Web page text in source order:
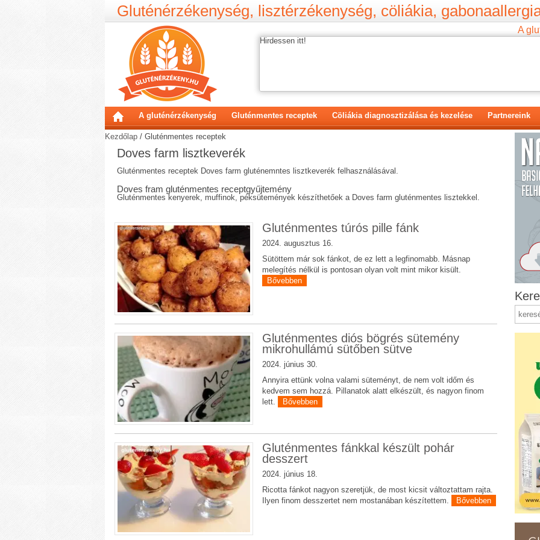
Gluténérzékenység, lisztérzékenység, cöliákia,
A
Hirdessen itt!
A gluténérzékenység Gluténmentes receptek Cöliákia diagnosztizálása és kezelése Partnereink
Kezdőlap / Gluténmentes receptek
Doves farm lisztkeverék
Gluténmentes receptek Doves farm gluténemntes lisztkeverék felhasználásával.
Doves fram gluténmentes receptgyűjtemény
Gluténmentes kenyerek, muffinok, péksütemények készíthetőek a Doves farm gluténmentes lisztekkel.
Gluténmentes túrós pille fánk
2024. augusztus 16.
Sütöttem már sok fánkot, de ez lett a legfinomabb. Másnap
melegítés nélkül is pontosan olyan volt mint mikor kisült.
Bővebben
Gluténmentes diós bögrés sütemény
mikrohullámú sütőben sütve
2024. június 30.
Annyira ettünk volna valami süteményt, de nem volt időm és
kedvem sem hozzá. Pillanatok alatt elkészült, és nagyon finom
lett.
Bővebben
Gluténmentes fánkkal készült pohár
desszert
2024. június 18.
Ricotta fánkot nagyon szeretjük, de most kicsit változtattam rajta.
Ilyen finom desszertet nem mostanában készítettem.
Bővebben